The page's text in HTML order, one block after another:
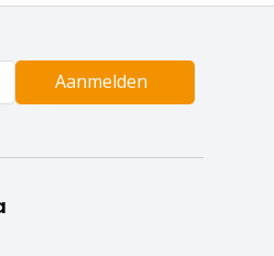
Aanmelden